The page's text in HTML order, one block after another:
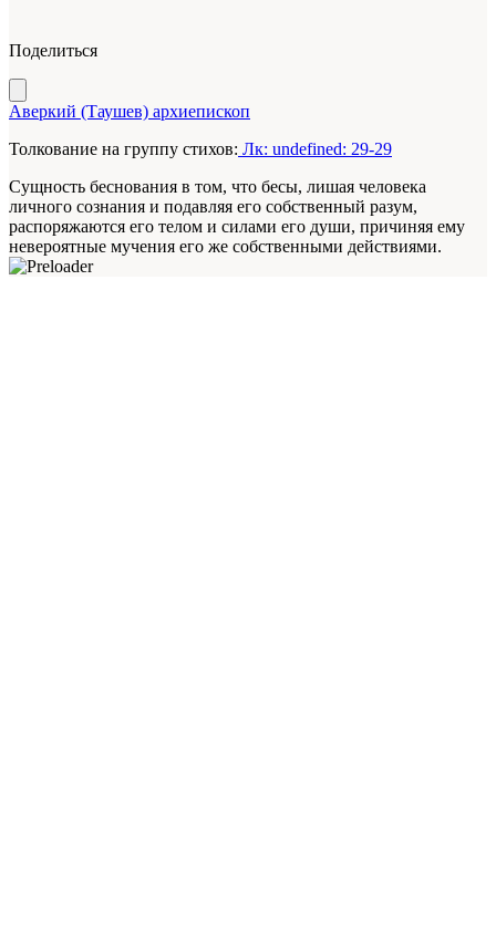
Поделиться
Аверкий (Таушев) архиепископ
Толкование на группу стихов: Лк: undefined: 29-29
Сущность беснования в том, что бесы, лишая человека
личного сознания и подавляя его собственный разум,
распоряжаются его телом и силами его души, причиняя ему
невероятные мучения его же собственными действиями.